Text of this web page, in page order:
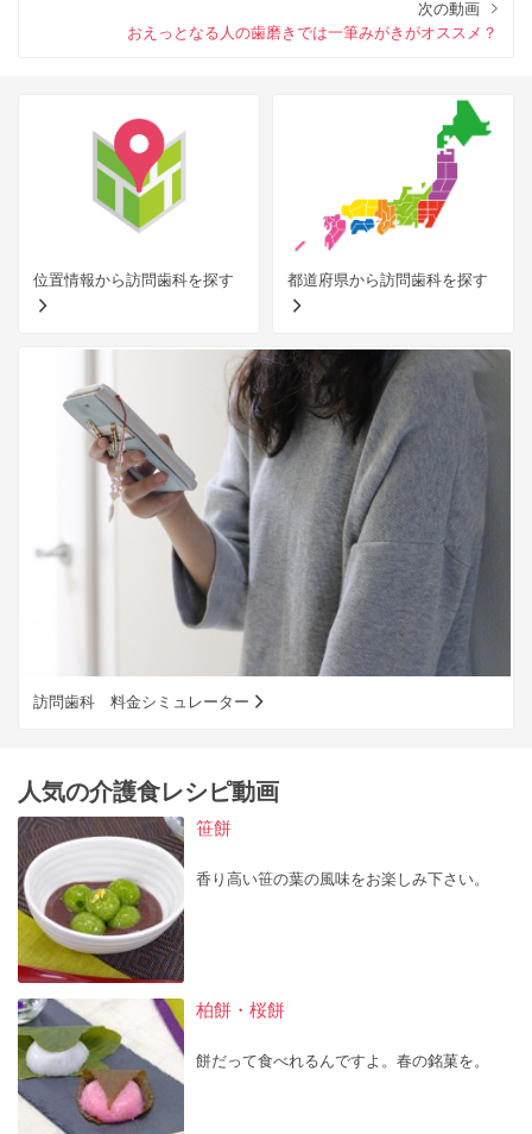
次の動画
おえっとなる人の歯磨きでは一筆みがきがオススメ？
位置情報から訪問歯科を探す 都道府県から訪問歯科を探す
訪問歯科 料金シミュレーター
人気の介護食レシピ動画
笹餅
香り高い笹の葉の風味をお楽しみ下さい。
柏餅・桜餅
餅だって食べれるんですよ。春の銘菓を。